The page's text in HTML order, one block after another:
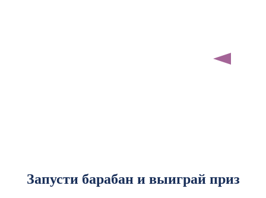
Запусти барабан и выиграй приз